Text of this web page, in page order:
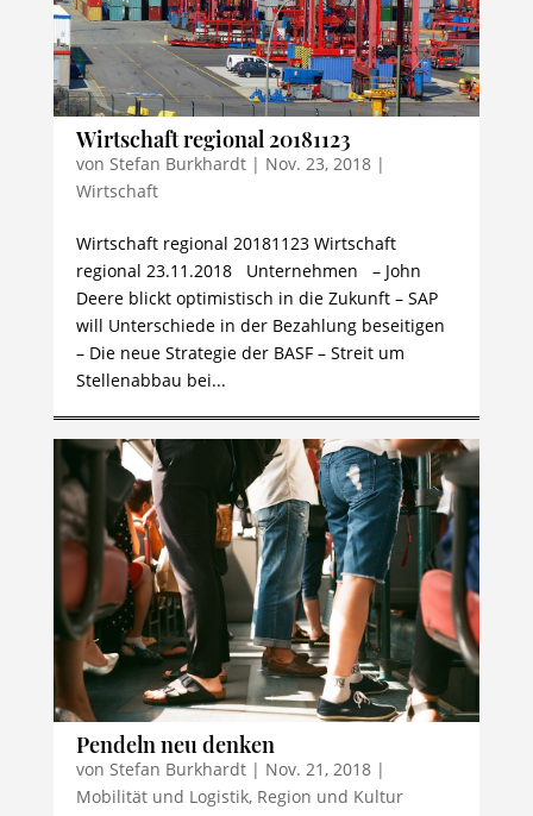
Wirtschaft regional 20181123
von Stefan Burkhardt| Nov. 23, 2018|
Wirtschaft
Wirtschaft regional 20181123 Wirtschaft
regional 23.11.2018 Unternehmen – John
Deere blickt optimistisch in die Zukunft – SAP
will Unterschiede in der Bezahlung beseitigen
– Die neue Strategie der BASF – Streit um
Stellenabbau bei...
Pendeln neu denken
von Stefan Burkhardt| Nov. 21, 2018|
Mobilität und Logistik, Region und Kultur